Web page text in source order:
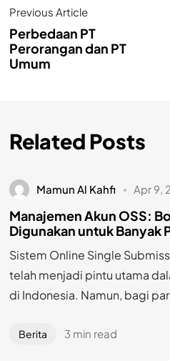
Previous Article
Perbedaan PT
Perorangan dan PT
Umum
Related Posts
Mamun Al Kahfi Apr 9,
Manajemen Akun OSS:
Digunakan untuk Banyak
Sistem Online Single
telah menjadi pintu utama
di Indonesia. Namun, bagi
Berita 3 min read